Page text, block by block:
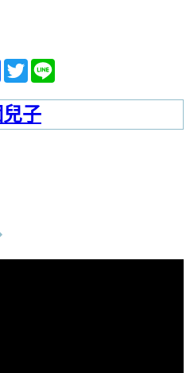
Facebook
Twitter
子